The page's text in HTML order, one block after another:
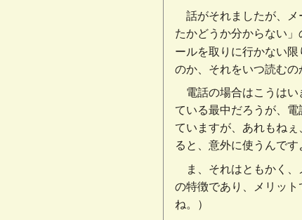
話がそれましたが、
たかどうか分からない
ールを取りに行かない限
のか、それをいつ読むの
電話の場合はこうは
ている最中だろうが、
ていますが、あれもね
ると、意外に使うんです
ま、それはともかく
の特徴であり、メリッ
ね。）